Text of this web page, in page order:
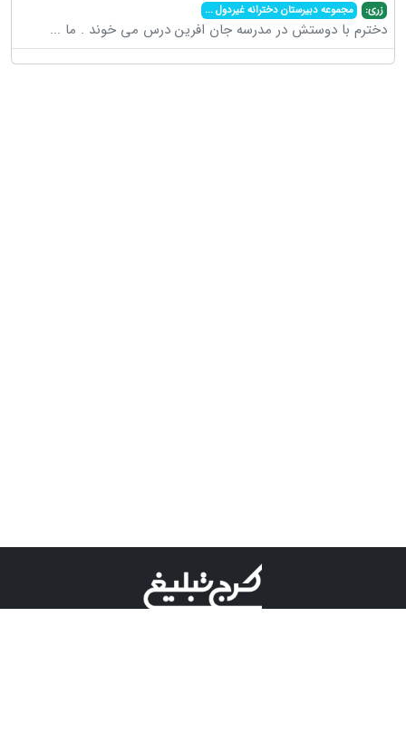
زری: مجموعه دبیرستان دخترانه غیردول...
دخترم با دوستش در مدرسه جان افرین درس می خوند . ما ...